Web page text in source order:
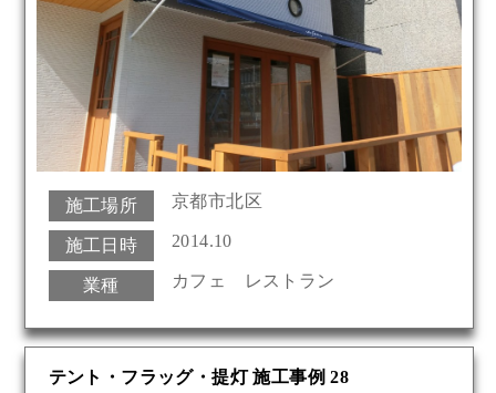
施工場所 京都市北区
施工日時 2014.10
業種 カフェ レストラン
テント・フラッグ・提灯 施工事例 28